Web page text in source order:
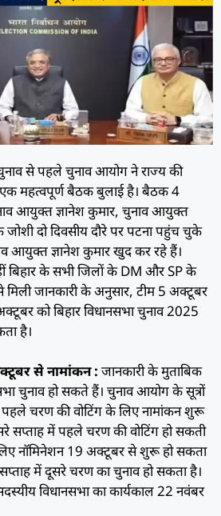
से पहले चुनाव आयोग ने राज्य की
एक महत्वपूर्ण बैठक बुलाई है। बैठक 4
आयुक्त ज्ञानेश कुमार, चुनाव आयुक्त
दो दिवसीय दौरे पर पटना पहुंच चुके
आयुक्त ज्ञानेश कुमार खुद कर रहे हैं।
बिहार के सभी जिलों के DM और SP के
मिली जानकारी के अनुसार, टीम 5 अक्टूबर
को बिहार विधानसभा चुनाव 2025
है।
से नामांकन : जानकारी के मुताबिक
चुनाव हो सकते हैं। चुनाव आयोग के सूत्रों
चरण की वोटिंग के लिए नामांकन शुरू
सप्ताह में पहले चरण की वोटिंग हो सकती
नॉमिनेशन 19 अक्टूबर से शुरू हो सकता
में दूसरे चरण का चुनाव हो सकता है।
विधानसभा का कार्यकाल 22 नवंबर